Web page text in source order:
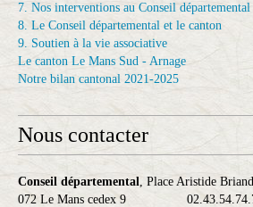
7. Nos interventions au Conseil départemental
8. Le Conseil départemental et le canton
9. Soutien à la vie associative
Le canton Le Mans Sud - Arnage
Notre bilan cantonal 2021-2025
Nous contacter
Conseil départemental, Place Aristide
072 Le Mans cedex 9